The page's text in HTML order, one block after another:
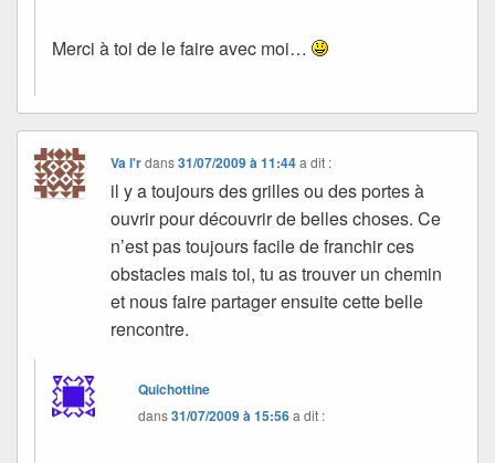
Merci à toi de le faire avec moi…
Va l'rdans31/07/2009 à 11:44 a dit :
il y a toujours des grilles ou des portes à
ouvrir pour découvrir de belles choses. Ce
n’est pas toujours facile de franchir ces
obstacles mais toi, tu as trouver un chemin
et nous faire partager ensuite cette belle
rencontre.
Quichottine
dans31/07/2009 à 15:56a dit :